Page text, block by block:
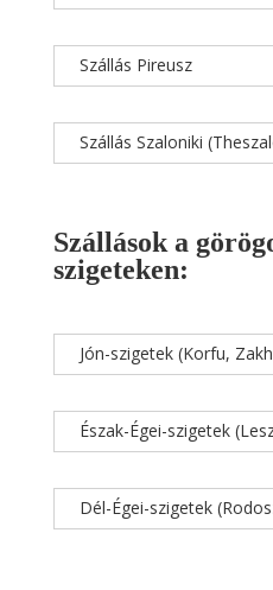
Szállás Pireusz
Szállás Szaloniki
Szállások a
szigeteken:
Jón-szigetek (Korfu,
Észak-Égei-szigetek
Dél-Égei-szigetek